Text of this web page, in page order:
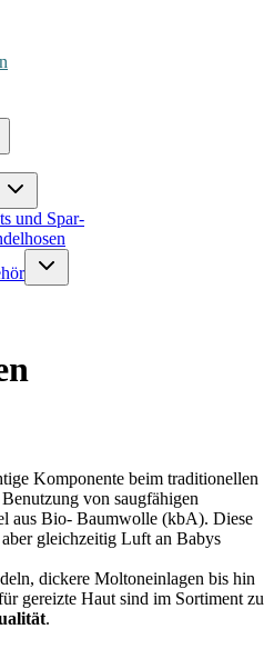
und Spar-
Komponente beim traditionellen
von saugfähigen
aus Bio- Baumwolle (kbA). Diese
gleichzeitig Luft an Babys
dickere Moltoneinlagen bis hin
gereizte Haut sind im Sortiment zu
.